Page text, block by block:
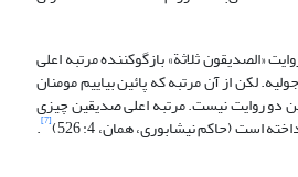
«الصدیقون ثلاثة» بازگوکننده مرتبه اعلی
لکن از آن مرتبه که پائین بیاییم مومنان
دو روایت نیست. مرتبه اعلی صدیقین چیزی
[7]
.